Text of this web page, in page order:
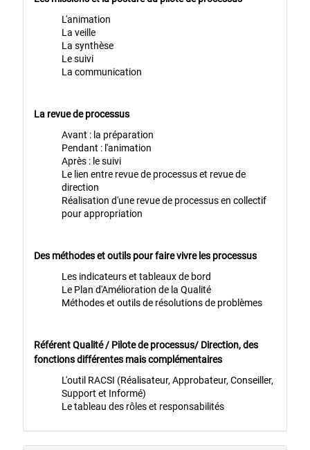
L'animation
La veille
La synthèse
Le suivi
La communication
La revue de processus
Avant : la préparation
Pendant : l'animation
Après : le suivi
Le lien entre revue de processus et revue de
direction
Réalisation d'une revue de processus en collectif
pour appropriation
Des méthodes et outils pour faire vivre les processus
Les indicateurs et tableaux de bord
Le Plan d'Amélioration de la Qualité
Méthodes et outils de résolutions de problèmes
Référent Qualité / Pilote de processus/ Direction, des
fonctions différentes mais complémentaires
L'outil RACSI (Réalisateur, Approbateur, Conseiller,
Support et Informé)
Le tableau des rôles et responsabilités